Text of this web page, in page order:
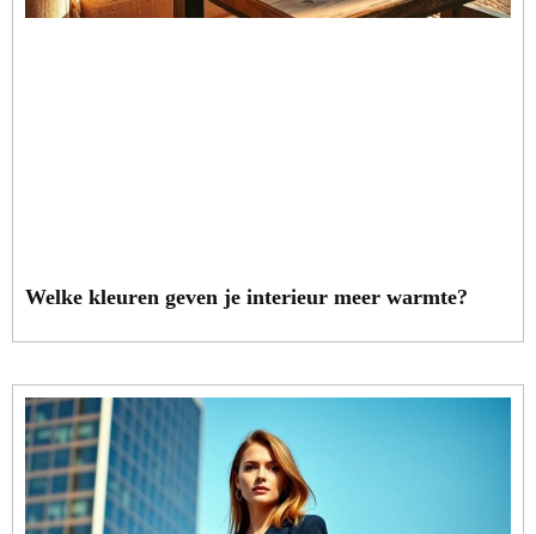
Welke kleuren geven je interieur meer warmte?